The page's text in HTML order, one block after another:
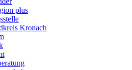
plus
Kronach